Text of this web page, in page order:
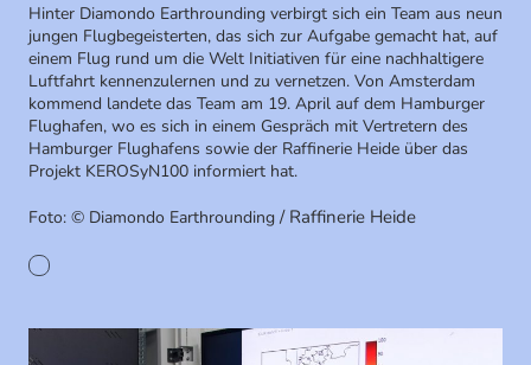
Hinter Diamondo Earthrounding verbirgt sich ein Team aus neun
jungen Flugbegeisterten, das sich zur Aufgabe gemacht hat, auf
einem Flug rund um die Welt Initiativen für eine nachhaltigere
Luftfahrt kennenzulernen und zu vernetzen. Von Amsterdam
kommend landete das Team am 19. April auf dem Hamburger
Flughafen, wo es sich in einem Gespräch mit Vertretern des
Hamburger Flughafens sowie der Raffinerie Heide über das
Projekt KEROSyN100 informiert hat.
Foto: © Diamondo Earthrounding / Raffinerie Heide